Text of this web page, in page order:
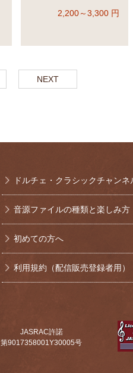
2,200～3,300 円
NEXT
ドルチェ・クラシックチャンネ
音源ファイルの種類と楽しみ方
初めての方へ
利用規約（配信販売登録者用）
JASRAC許諾
第9017358001Y30005号